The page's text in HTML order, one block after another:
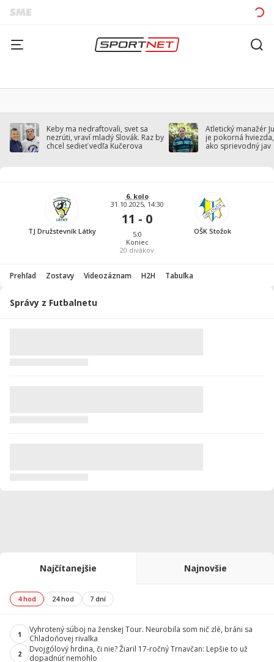
Keby ma nedraftovali, svet sa
nezrúti, vraví mladý Slovák. Raz by
chcel sedieť vedľa Kučerova
Atletický manažér
je pokorná
ako sprievodný jav
TJ Družstevník Látky
6. kolo
31.10.2025, 14:30
11 - 0
5:0
Koniec
20 divákov
OŠK Stožok
Prehľad Zostavy Videozáznam H2H Tabuľka
Správy z Futbalnetu
Najčítanejšie Najnovšie
4 hod 24 hod 7 dní
1
Vyhrotený súboj na ženskej Tour. Neurobila som nič zlé, bráni sa
Chladoňovej rivalka
2
Dvojgólový hrdina, či nie? Žiaril 17-ročný Trnavčan: Lepšie to už
dopadnúť nemohlo